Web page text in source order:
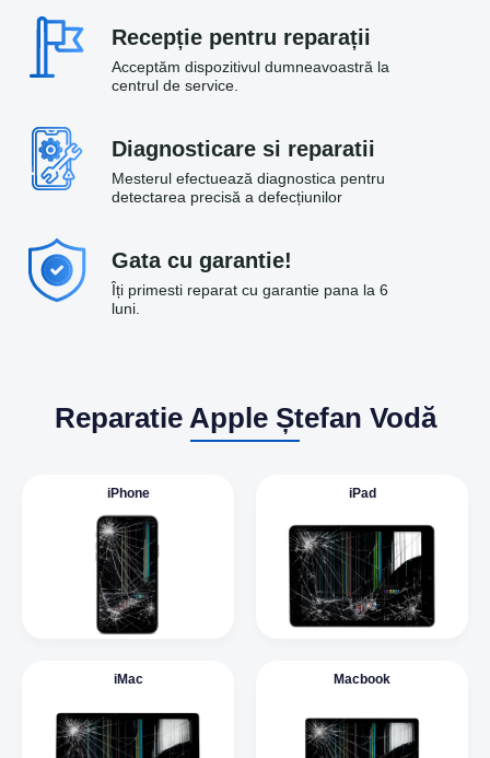
Recepție pentru reparații
Acceptăm dispozitivul dumneavoastră la
centrul de service.
Diagnosticare si reparatii
Mesterul efectuează diagnostica pentru
detectarea precisă a defecțiunilor
Gata cu garantie!
Îți primesti reparat cu garantie pana la 6
luni.
Reparatie Apple Ștefan Vodă
iPhone iPad
iMac Macbook